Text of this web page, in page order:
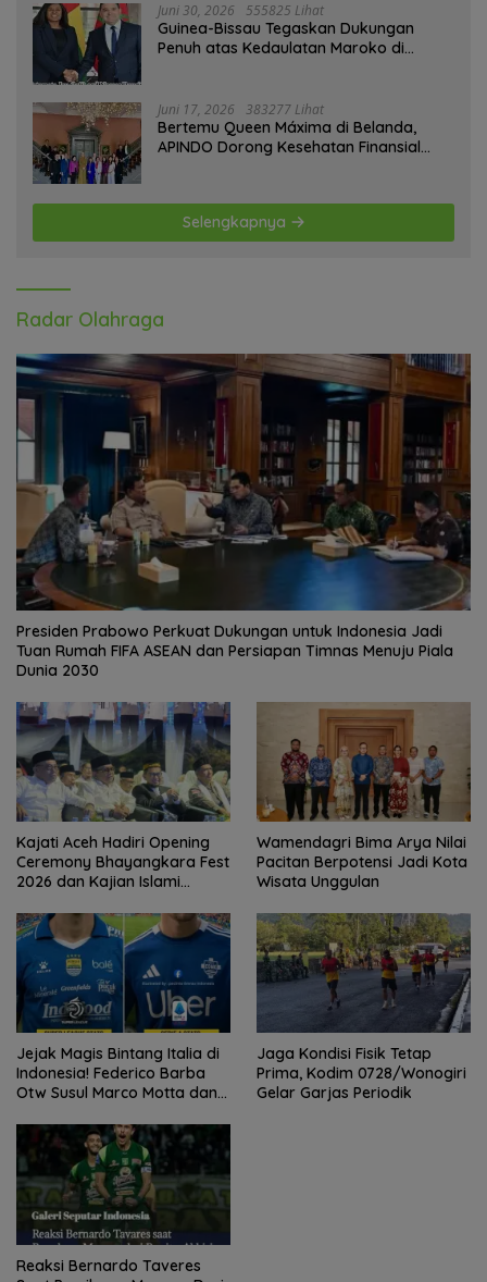
Juni 30, 2026 555825 Lihat
Guinea-Bissau Tegaskan Dukungan
Penuh atas Kedaulatan Maroko di
Juni 17, 2026 383277 Lihat
Bertemu Queen Máxima di Belanda,
APINDO Dorong Kesehatan Finansial
Selengkapnya
Radar Olahraga
Presiden Prabowo Perkuat Dukungan untuk Indonesia Jadi
Tuan Rumah FIFA ASEAN dan Persiapan Timnas Menuju Piala
Dunia 2030
Kajati Aceh Hadiri Opening
Ceremony Bhayangkara Fest
2026 dan Kajian Islami
Adi Hidayat
Wamendagri Bima Arya Nilai
Pacitan Berpotensi Jadi Kota
Wisata Unggulan
Jejak Magis Bintang Italia di
Indonesia! Federico Barba
Otw Susul Marco Motta dan
Trofi?
Jaga Kondisi Fisik Tetap
Prima, Kodim 0728/Wonogiri
Gelar Garjas Periodik
Reaksi Bernardo Taveres